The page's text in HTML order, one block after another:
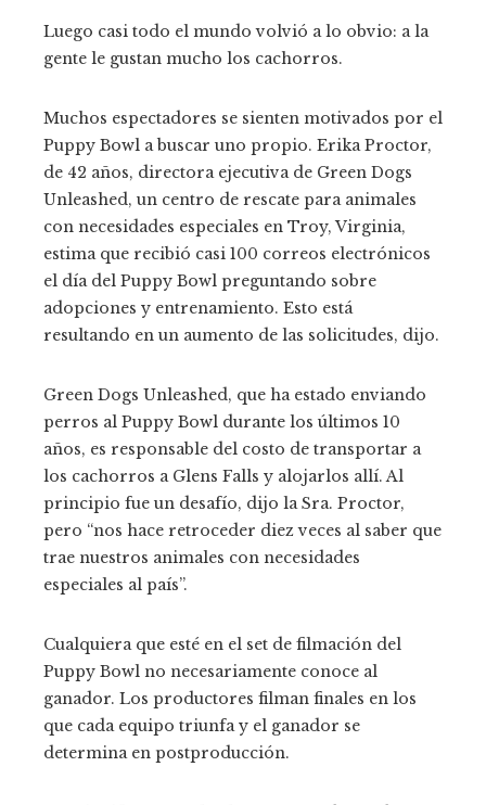
Luego casi todo el mundo volvió a lo obvio: a la
gente le gustan mucho los cachorros.
Muchos espectadores se sienten motivados por el
Puppy Bowl a buscar uno propio. Erika Proctor,
de 42 años, directora ejecutiva de Green Dogs
Unleashed, un centro de rescate para animales
con necesidades especiales en Troy, Virginia,
estima que recibió casi 100 correos electrónicos
el día del Puppy Bowl preguntando sobre
adopciones y entrenamiento. Esto está
resultando en un aumento de las solicitudes, dijo.
Green Dogs Unleashed, que ha estado enviando
perros al Puppy Bowl durante los últimos 10
años, es responsable del costo de transportar a
los cachorros a Glens Falls y alojarlos allí. Al
principio fue un desafío, dijo la Sra. Proctor,
pero “nos hace retroceder diez veces al saber que
trae nuestros animales con necesidades
especiales al país”.
Cualquiera que esté en el set de filmación del
Puppy Bowl no necesariamente conoce al
ganador. Los productores filman finales en los
que cada equipo triunfa y el ganador se
determina en postproducción.